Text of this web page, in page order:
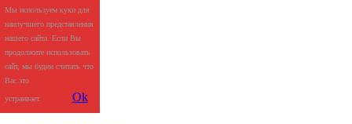
Мы используем куки для
наилучшего представления
нашего сайта. Если Вы
продолжите использовать
сайт, мы будем считать что
Вас это
устраивает. Ok